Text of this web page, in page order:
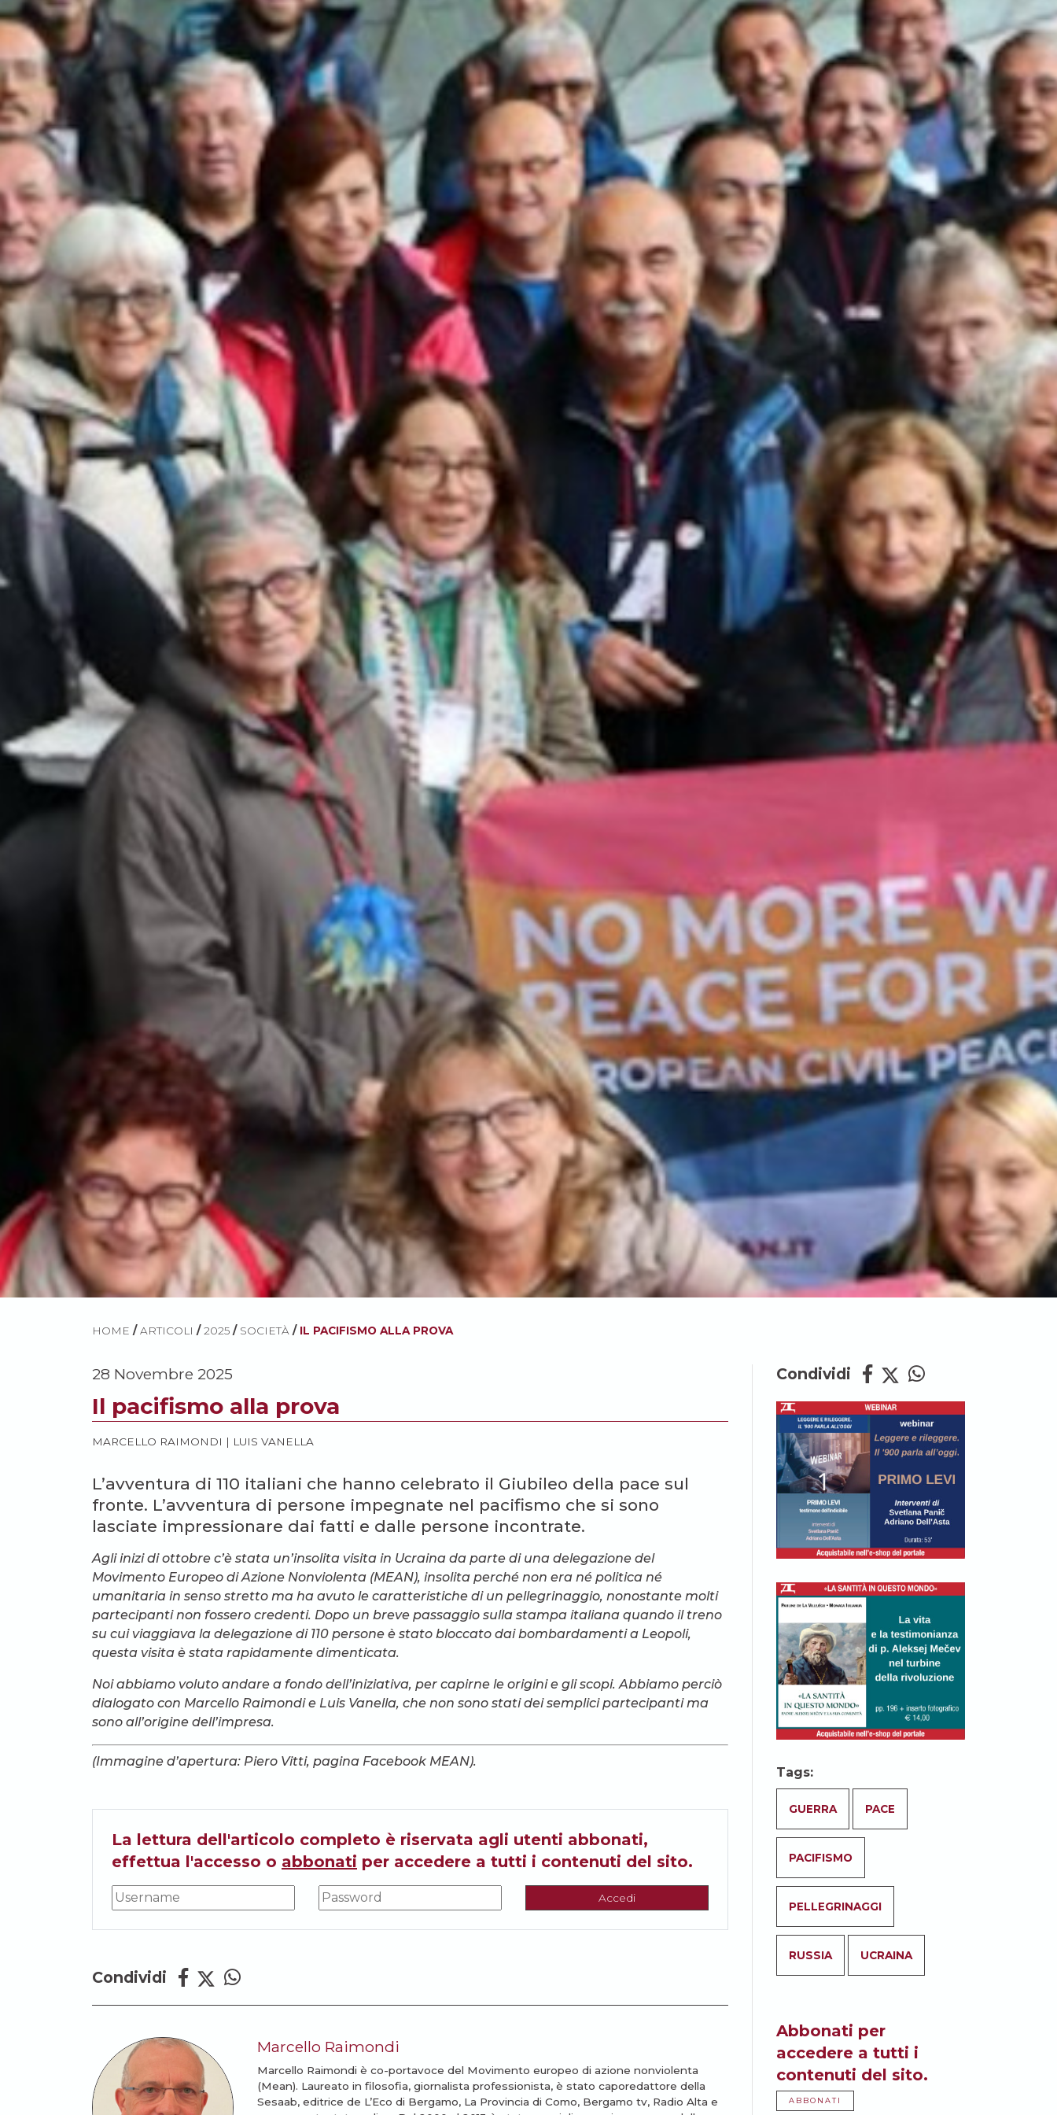
HOME / ARTICOLI / 2025 / SOCIETÀ / IL PACIFISMO ALLA PROVA
28 Novembre 2025
Il pacifismo alla prova
MARCELLO RAIMONDI | LUIS VANELLA
L’avventura di 110 italiani che hanno celebrato il Giubileo della pace sul
fronte. L’avventura di persone impegnate nel pacifismo che si sono
lasciate impressionare dai fatti e dalle persone incontrate.
Agli inizi di ottobre c’è stata un’insolita visita in Ucraina da parte di una delegazione del
Movimento Europeo di Azione Nonviolenta (MEAN), insolita perché non era né politica né
umanitaria in senso stretto ma ha avuto le caratteristiche di un pellegrinaggio, nonostante molti
partecipanti non fossero credenti. Dopo un breve passaggio sulla stampa italiana quando il treno
su cui viaggiava la delegazione di 110 persone è stato bloccato dai bombardamenti a Leopoli,
questa visita è stata rapidamente dimenticata.
Noi abbiamo voluto andare a fondo dell’iniziativa, per capirne le origini e gli scopi. Abbiamo perciò
dialogato con Marcello Raimondi e Luis Vanella, che non sono stati dei semplici partecipanti ma
sono all’origine dell’impresa.
(Immagine d’apertura: Piero Vitti, pagina Facebook MEAN).
La lettura dell'articolo completo è riservata agli utenti abbonati,
effettua l'accesso o abbonati per accedere a tutti i contenuti del sito.
Accedi
Condividi
Marcello Raimondi
Marcello Raimondi è co-portavoce del Movimento europeo di azione nonviolenta
(Mean). Laureato in filosofia, giornalista professionista, è stato caporedattore della
Sesaab, editrice de L’Eco di Bergamo, La Provincia di Como, Bergamo tv, Radio Alta e
Condividi
Tags:
GUERRA PACE
PACIFISMO
PELLEGRINAGGI
RUSSIA UCRAINA
Abbonati per
accedere a tutti i
contenuti del sito.
ABBONATI